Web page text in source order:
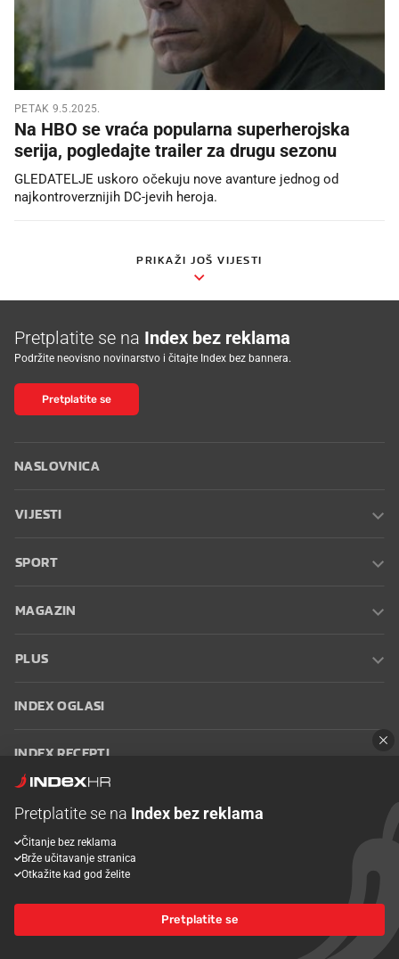
PETAK 9.5.2025.
Na HBO se vraća popularna superherojska
serija, pogledajte trailer za drugu sezonu
GLEDATELJE uskoro očekuju nove avanture jednog od
najkontroverznijih DC-jevih heroja.
PRIKAŽI JOŠ VIJESTI
Pretplatite se na Index bez reklama
Podržite neovisno novinarstvo i čitajte Index bez bannera.
Pretplatite se
NASLOVNICA
VIJESTI
SPORT
MAGAZIN
PLUS
INDEX OGLASI
INDEX RECEPTI
Oglašavanje Zaposli se na Indexu
korištenja
Postavke kolačića
© 2026 Index
Pretplatite se na Index bez reklama
Čitanje bez reklama
Brže učitavanje stranica
Otkažite kad god želite
Pretplatite se